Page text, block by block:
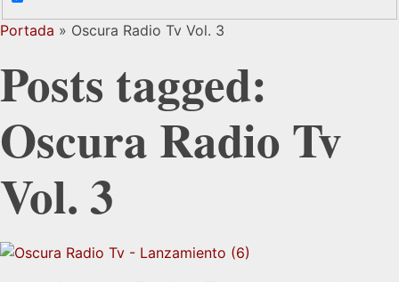
Portada » Oscura Radio Tv Vol. 3
Posts tagged:
Oscura Radio Tv
Vol. 3